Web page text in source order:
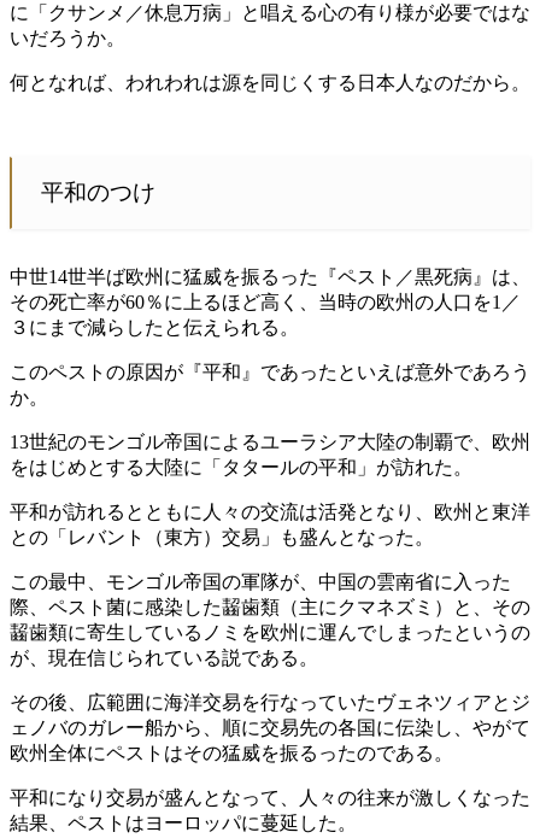
に「クサンメ／休息万病」と唱える心の有り様が必要ではな
いだろうか。
何となれば、われわれは源を同じくする日本人なのだから。
平和のつけ
中世14世半ば欧州に猛威を振るった『ペスト／黒死病』は、
その死亡率が60％に上るほど高く、当時の欧州の人口を1／
３にまで減らしたと伝えられる。
このペストの原因が『平和』であったといえば意外であろう
か。
13世紀のモンゴル帝国によるユーラシア大陸の制覇で、欧州
をはじめとする大陸に「タタールの平和」が訪れた。
平和が訪れるとともに人々の交流は活発となり、欧州と東洋
との「レバント（東方）交易」も盛んとなった。
この最中、モンゴル帝国の軍隊が、中国の雲南省に入った
際、ペスト菌に感染した齧歯類（主にクマネズミ）と、その
齧歯類に寄生しているノミを欧州に運んでしまったというの
が、現在信じられている説である。
その後、広範囲に海洋交易を行なっていたヴェネツィアとジ
ェノバのガレー船から、順に交易先の各国に伝染し、やがて
欧州全体にペストはその猛威を振るったのである。
平和になり交易が盛んとなって、人々の往来が激しくなった
結果、ペストはヨーロッパに蔓延した。